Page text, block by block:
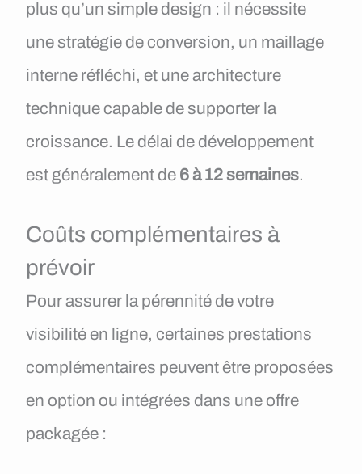
plus qu’un simple design : il nécessite
une stratégie de conversion, un maillage
interne réfléchi, et une architecture
technique capable de supporter la
croissance. Le délai de développement
est généralement de 6 à 12 semaines.
Coûts complémentaires à
prévoir
Pour assurer la pérennité de votre
visibilité en ligne, certaines prestations
complémentaires peuvent être proposées
en option ou intégrées dans une offre
packagée :